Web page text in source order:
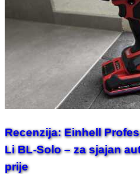
Recenzija: Einhell
Li BL-Solo – za sjajan
prije